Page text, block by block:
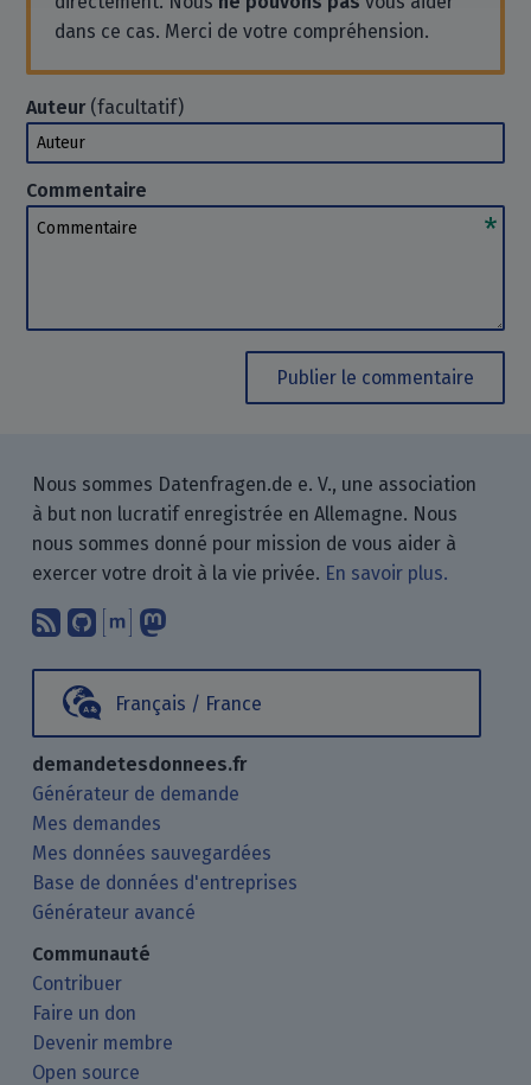
dans ce cas. Merci de votre compréhension.
Auteur(facultatif)
Auteur
Commentaire
Commentaire
Publier le commentaire
Nous sommes Datenfragen.de e. V., une association
à but non lucratif enregistrée en Allemagne. Nous
nous sommes donné pour mission de vous aider à
exercer votre droit à la vie privée. En savoir plus.
Abonnez-vous à notre blog en
Nous trouver sur GitHub.
Échanger avec nous via Matrix.
Français / France
demandetesdonnees.fr
Générateur de demande
Mes demandes
Mes données sauvegardées
Base de données d'entreprises
Générateur avancé
Communauté
Contribuer
Faire un don
Devenir membre
Open source